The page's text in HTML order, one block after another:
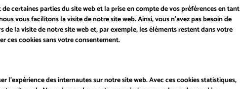
certaines parties du site web et la prise en compte de vos préférences en tant
vous facilitons la visite de notre site web. Ainsi, vous n’avez pas besoin de
la visite de notre site web et, par exemple, les éléments restent dans votre
ces cookies sans votre consentement.
l’expérience des internautes sur notre site web. Avec ces cookies statistiques,